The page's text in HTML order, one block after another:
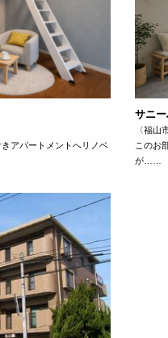
アパートメントへリノベ
サニ
〈福山
このお
が……